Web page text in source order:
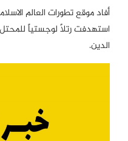
أفاد موقع تطورات العالم
استهدفت رتلاً لوجستياً
الدين.